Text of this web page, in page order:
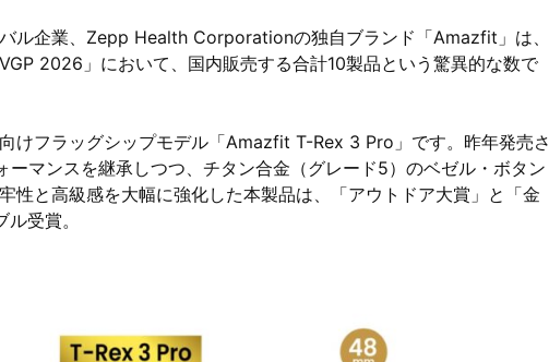
ル企業、Zepp Health Corporationの独自ブランド「Amazfit」は、
2026」において、国内販売する合計10製品という驚異的な数で
けフラッグシップモデル「Amazfit T-Rex 3 Pro」です。昨年発売さ
マンスを継承しつつ、チタン合金（グレード5）のベゼル・ボタン
性と高級感を大幅に強化した本製品は、「アウトドア大賞」と「金
受賞。